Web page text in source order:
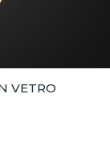
VETRO